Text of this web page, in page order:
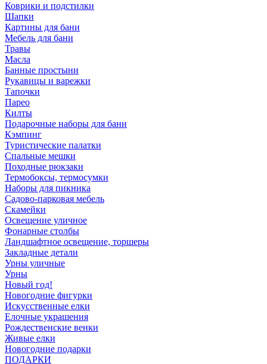
Коврики и подстилки
Шапки
Картины для бани
Мебель для бани
Травы
Масла
Банные простыни
Рукавицы и варежки
Тапочки
Парео
Килты
Подарочные наборы для бани
Кэмпинг
Туристические палатки
Спальные мешки
Походные рюкзаки
Термобоксы, термосумки
Наборы для пикника
Садово-парковая мебель
Скамейки
Освещение уличное
Фонарные столбы
Ландшафтное освещение, торшеры
Закладные детали
Урны уличные
Урны
Новый год!
Новогодние фигурки
Искусственные елки
Елочные украшения
Рождественские венки
Живые елки
Новогодние подарки
ПОДАРКИ